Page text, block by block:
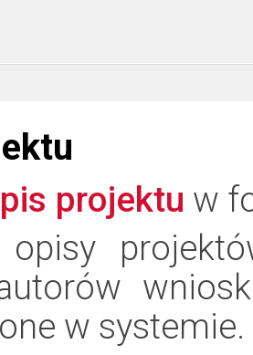
projektu w
w systemie.